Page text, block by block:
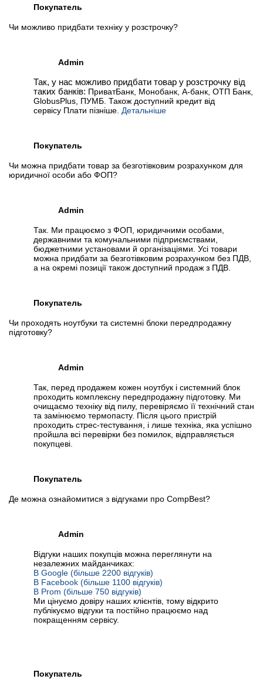
Покупатель
Чи можливо придбати техніку у розстрочку?
Admin
Так, у нас можливо придбати товар у розстрочку від
таких банків: ПриватБанк, Монобанк, А-банк, ОТП Банк,
GlobusPlus, ПУМБ. Також доступний кредит від
сервісу Плати пізніше. Детальніше
Покупатель
Чи можна придбати товар за безготівковим розрахунком для
юридичної особи або ФОП?
Admin
Так. Ми працюємо з ФОП, юридичними особами,
державними та комунальними підприємствами,
бюджетними установами й організаціями. Усі товари
можна придбати за безготівковим розрахунком без ПДВ,
а на окремі позиції також доступний продаж з ПДВ.
Покупатель
Чи проходять ноутбуки та системні блоки передпродажну
підготовку?
Admin
Так, перед продажем кожен ноутбук і системний блок
проходить комплексну передпродажну підготовку. Ми
очищаємо техніку від пилу, перевіряємо її технічний стан
та замінюємо термопасту. Після цього пристрій
проходить стрес-тестування, і лише техніка, яка успішно
пройшла всі перевірки без помилок, відправляється
покупцеві.
Покупатель
Де можна ознайомитися з відгуками про CompBest?
Admin
Відгуки наших покупців можна переглянути на
незалежних майданчиках:
В Google (більше 2200 відгуків)
В Facebook (більше 1100 відгуків)
В Prom (більше 750 відгуків)
Ми цінуємо довіру наших клієнтів, тому відкрито
публікуємо відгуки та постійно працюємо над
покращенням сервісу.
Покупатель